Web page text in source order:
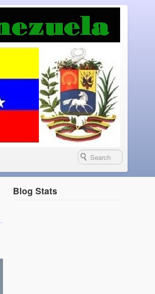
Blog Stats